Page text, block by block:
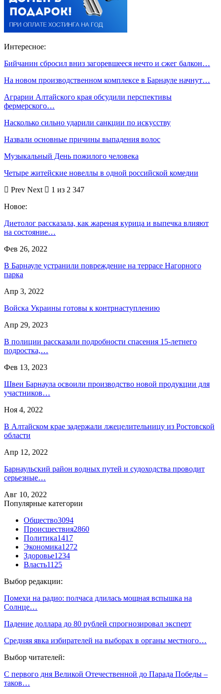
Интересное:
Бийчанин сбросил вниз загоревшееся нечто и сжег балкон…
На новом производственном комплексе в Барнауле начнут…
Аграрии Алтайского края обсудили перспективы
фермерского…
Насколько сильно ударили санкции по искусству
Назвали основные причины выпадения волос
Музыкальный День пожилого человека
Четыре житейские новеллы в одной российской комедии
Prev Next
1 из 2 347
Новое:
Диетолог рассказала, как жареная курица и выпечка влияют
на состояние…
Фев 26, 2022
В Барнауле устранили повреждение на террасе Нагорного
парка
Апр 3, 2022
Войска Украины готовы к контрнаступлению
Апр 29, 2023
В полиции рассказали подробности спасения 15-летнего
подростка,…
Фев 13, 2023
Швеи Барнаула освоили производство новой продукции для
участников…
Ноя 4, 2022
В Алтайском крае задержали лжецелительницу из Ростовской
области
Апр 12, 2022
Барнаульский район водных путей и судоходства проводит
серьезные…
Авг 10, 2022
Популярные категории
Общество3094
Происшествия2860
Политика1417
Экономика1272
Здоровье1234
Власть1125
Выбор редакции:
Помехи на радио: полчаса длилась мощная вспышка на
Солнце…
Падение доллара до 80 рублей спрогнозировал эксперт
Средняя явка избирателей на выборах в органы местного…
Выбор читателей:
С первого дня Великой Отечественной до Парада Победы –
таков…